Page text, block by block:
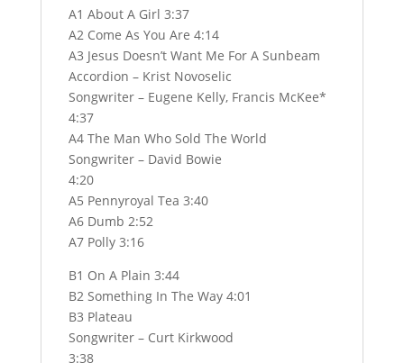
A1 About A Girl 3:37
A2 Come As You Are 4:14
A3 Jesus Doesn’t Want Me For A Sunbeam
Accordion – Krist Novoselic
Songwriter – Eugene Kelly, Francis McKee*
4:37
A4 The Man Who Sold The World
Songwriter – David Bowie
4:20
A5 Pennyroyal Tea 3:40
A6 Dumb 2:52
A7 Polly 3:16
B1 On A Plain 3:44
B2 Something In The Way 4:01
B3 Plateau
Songwriter – Curt Kirkwood
3:38